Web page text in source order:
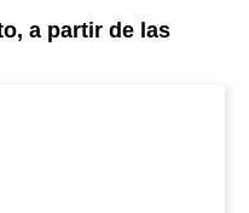
a partir de las